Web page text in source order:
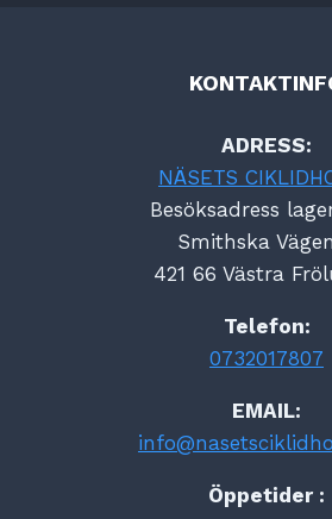
ADRESS:
NÄSETS
Besöksadress
Smithska
421 66 Västra
Telefon:
0732017807
EMAIL:
Öppetider :